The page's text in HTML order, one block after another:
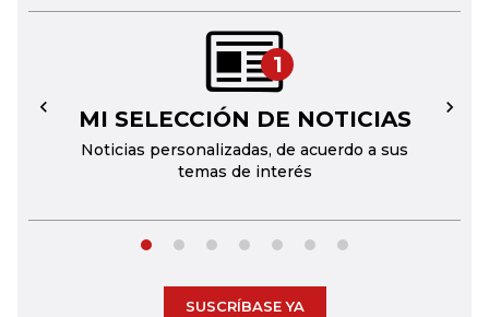
1
MI SELECCIÓN DE NOTICIAS
Noticias personalizadas, de acuerdo a sus
temas de interés
← →
SUSCRÍBASE YA